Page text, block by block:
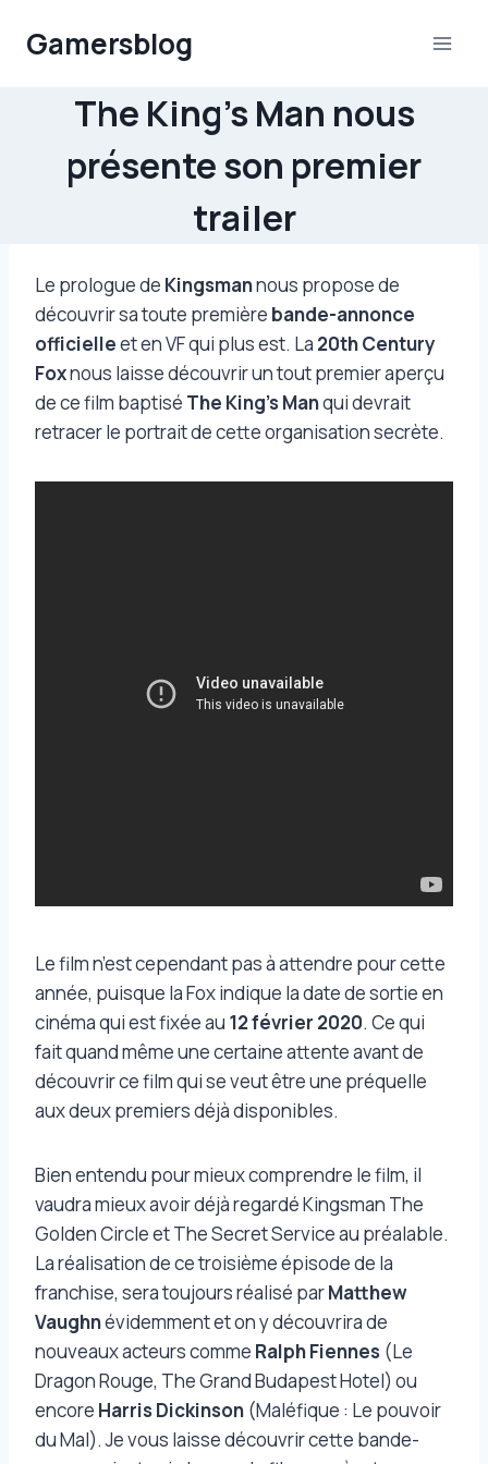
Gamersblog
The King’s Man nous
présente son premier
trailer
Le prologue de Kingsmannous propose de
découvrir sa toute première bande-annonce
officielleet en VF qui plus est. La 20th Century
Foxnous laisse découvrir un tout premier aperçu
de ce film baptisé The King’s Manqui devrait
retracer le portrait de cette organisation secrète.
Le film n’est cependant pas à attendre pour cette
année, puisque la Fox indique la date de sortie en
cinéma qui est fixée au 12 février 2020. Ce qui
fait quand même une certaine attente avant de
découvrir ce film qui se veut être une préquelle
aux deux premiers déjà disponibles.
Bien entendu pour mieux comprendre le film, il
vaudra mieux avoir déjà regardé Kingsman The
Golden Circle et The Secret Service au préalable.
La réalisation de ce troisième épisode de la
franchise, sera toujours réalisé parMatthew
Vaughnévidemment et on y découvrira de
nouveaux acteurs comme Ralph Fiennes (Le
Dragon Rouge, The Grand Budapest Hotel) ou
encore Harris Dickinson (Maléfique : Le pouvoir
du Mal). Je vous laisse découvrir cette bande-